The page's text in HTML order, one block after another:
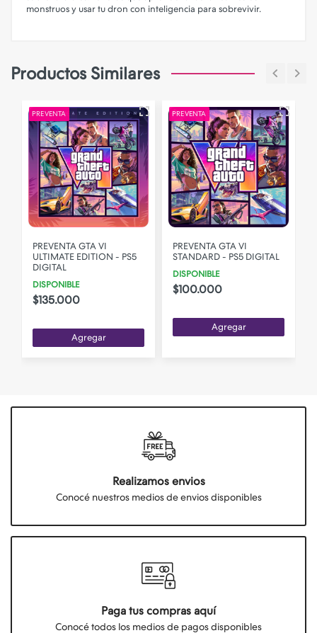
monstruos y usar tu dron con inteligencia para sobrevivir.
Productos Similares
NOVEDADES
PREVENTA GTA VI
ULTIMATE EDITION - PS5
DIGITAL
DISPONIBLE
$135.000
Agregar
NOVEDADES
PREVENTA GTA VI
STANDARD - PS5 DIGITAL
DISPONIBLE
$100.000
Agregar
Realizamos envios
Conocé nuestros medios de envios disponibles
Paga tus compras aquí
Conocé todos los medios de pagos disponibles